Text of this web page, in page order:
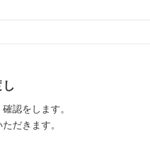
認をします。
だきます。